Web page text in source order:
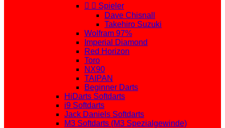
  Spieler
Dave Chisnall
Takehiro Suzuki
Wolfram 97%
Imperial Diamond
Red Horizon
Toro
NX90
TAIPAN
Beginner Darts
HiDarts Softdarts
i9 Softdarts
Jack Daniels Softdarts
M3 Softdarts (M3 Spezialgewinde)